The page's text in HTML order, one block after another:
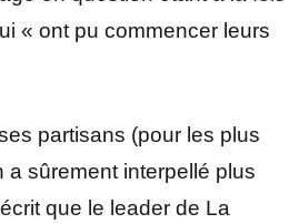
« ont pu commencer leurs
partisans (pour les plus
sûrement interpellé plus
que le leader de La